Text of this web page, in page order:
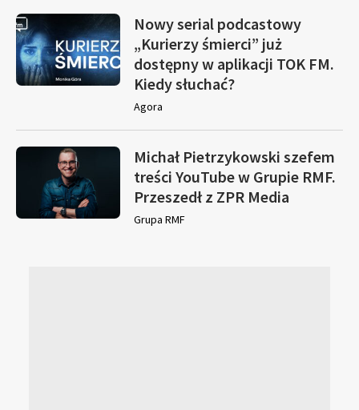
Nowy serial podcastowy
„Kurierzy śmierci” już
dostępny w aplikacji TOK FM.
Kiedy słuchać?
Agora
Michał Pietrzykowski szefem
treści YouTube w Grupie RMF.
Przeszedł z ZPR Media
Grupa RMF